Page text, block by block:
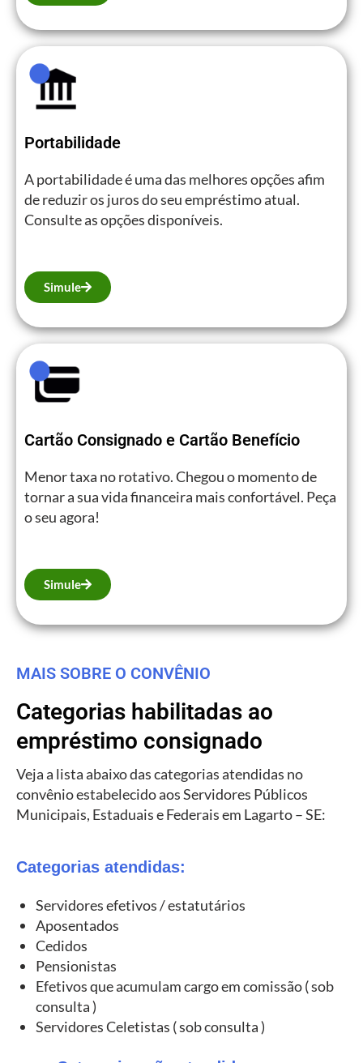
Portabilidade
A portabilidade é uma das melhores opções afim
de reduzir os juros do seu empréstimo atual.
Consulte as opções disponíveis.
Simule
Cartão Consignado e Cartão Benefício
Menor taxa no rotativo. Chegou o momento de
tornar a sua vida financeira mais confortável. Peça
o seu agora!
Simule
MAIS SOBRE O CONVÊNIO
Categorias habilitadas ao
empréstimo consignado
Veja a lista abaixo das categorias atendidas no
convênio estabelecido aos Servidores Públicos
Municipais, Estaduais e Federais em Lagarto – SE:
Categorias atendidas:
Servidores efetivos / estatutários
Aposentados
Cedidos
Pensionistas
Efetivos que acumulam cargo em comissão ( sob
consulta )
Servidores Celetistas ( sob consulta )